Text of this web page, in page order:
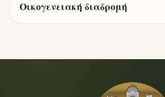
Οικογενειακή διαδρομή